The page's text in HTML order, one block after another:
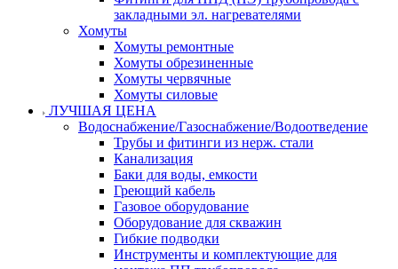
закладными эл. нагревателями
Хомуты
Хомуты ремонтные
Хомуты обрезиненные
Хомуты червячные
Хомуты силовые
ЛУЧШАЯ ЦЕНА
Водоснабжение/Газоснабжение/Водоотведение
Трубы и фитинги из нерж. стали
Канализация
Баки для воды, емкости
Греющий кабель
Газовое оборудование
Оборудование для скважин
Гибкие подводки
Инструменты и комплектующие для